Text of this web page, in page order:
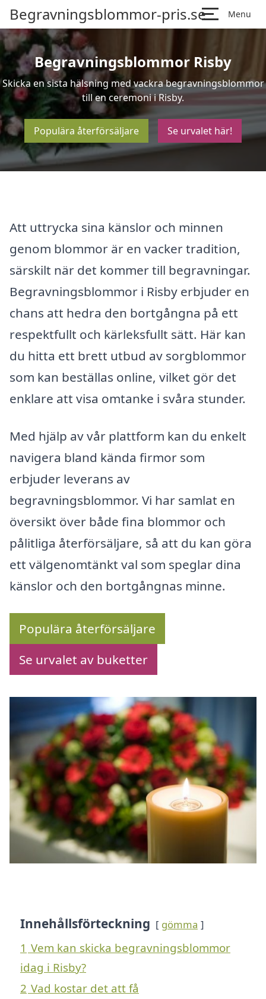
Begravningsblommor-pris.se Menu
Begravningsblommor Risby
Skicka en sista hälsning med vackra begravningsblommor
till en ceremoni i Risby.
Populära återförsäljare Se urvalet här!
Att uttrycka sina känslor och minnen
genom blommor är en vacker tradition,
särskilt när det kommer till begravningar.
Begravningsblommor i Risby erbjuder en
chans att hedra den bortgångna på ett
respektfullt och kärleksfullt sätt. Här kan
du hitta ett brett utbud av sorgblommor
som kan beställas online, vilket gör det
enklare att visa omtanke i svåra stunder.
Med hjälp av vår plattform kan du enkelt
navigera bland kända firmor som
erbjuder leverans av
begravningsblommor. Vi har samlat en
översikt över både fina blommor och
pålitliga återförsäljare, så att du kan göra
ett välgenomtänkt val som speglar dina
känslor och den bortgångnas minne.
Populära återförsäljare
Se urvalet av buketter
Innehållsförteckning gömma
1 Vem kan skicka begravningsblommor
idag i Risby?
2 Vad kostar det att få